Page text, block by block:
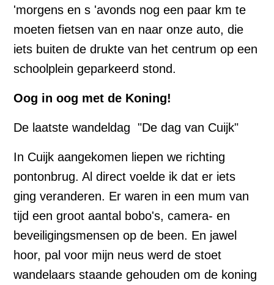
'morgens en s 'avonds nog een paar km te
moeten fietsen van en naar onze auto, die
iets buiten de drukte van het centrum op een
schoolplein geparkeerd stond.
Oog in oog met de Koning!
De laatste wandeldag "De dag van Cuijk"
In Cuijk aangekomen liepen we richting
pontonbrug. Al direct voelde ik dat er iets
ging veranderen. Er waren in een mum van
tijd een groot aantal bobo's, camera- en
beveiligingsmensen op de been. En jawel
hoor, pal voor mijn neus werd de stoet
wandelaars staande gehouden om de koning